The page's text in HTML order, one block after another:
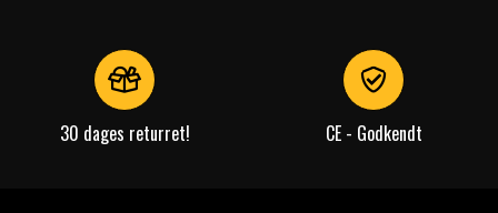
30 dages returret! CE - Godkendt